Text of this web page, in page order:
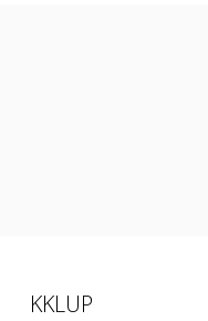
KKLUP